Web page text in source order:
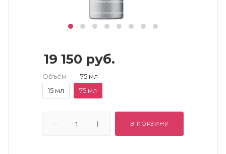
19 150 руб.
Объём — 75 мл
15 мл
75 мл
В КОРЗИНУ